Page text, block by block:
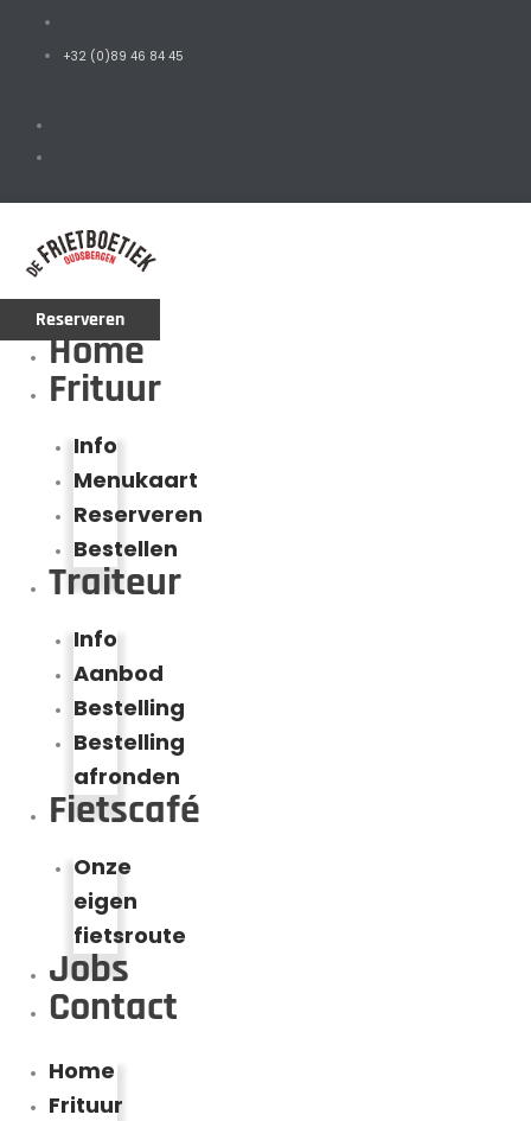
+32 (0)89 46 84 45
Reserveren
Home
Frituur
Info
Menukaart
Reserveren
Bestellen
Traiteur
Info
Aanbod
Bestelling
Bestelling
afronden
Fietscafé
Onze
eigen
fietsroute
Jobs
Contact
Home
Frituur